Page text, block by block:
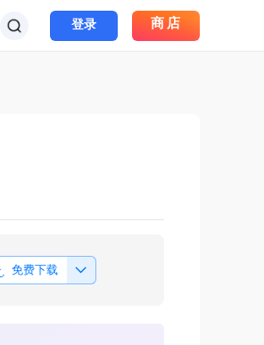
登录 商店
免费下载